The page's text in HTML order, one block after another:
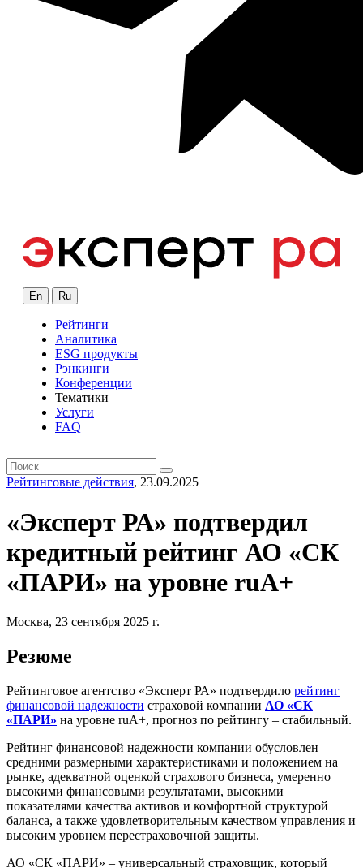
En Ru
Рейтинги
Аналитика
ESG продукты
Рэнкинги
Конференции
Тематики
Услуги
FAQ
Рейтинговые действия, 23.09.2025
«Эксперт РА» подтвердил
кредитный рейтинг АО «СК
«ПАРИ» на уровне ruА+
Москва, 23 сентября 2025 г.
Резюме
Рейтинговое агентство «Эксперт РА» подтвердило рейтинг
финансовой надежности страховой компании АО «СК
«ПАРИ» на уровне ruА+, прогноз по рейтингу – стабильный.
Рейтинг финансовой надежности компании обусловлен
средними размерными характеристиками и положением на
рынке, адекватной оценкой страхового бизнеса, умеренно
высокими финансовыми результатами, высокими
показателями качества активов и комфортной структурой
баланса, а также удовлетворительным качеством управления и
высоким уровнем перестраховочной защиты.
АО «СК «ПАРИ» – универсальный страховщик, который